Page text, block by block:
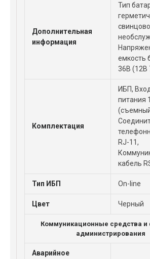
Дополнительная
информация
Тип
емкость
36В (12В
Комплектация
ИБП,
питания
RJ-11,
кабель
Тип ИБП On-line
Цвет Черный
Коммуникационные средства и
администрирования
Аварийное